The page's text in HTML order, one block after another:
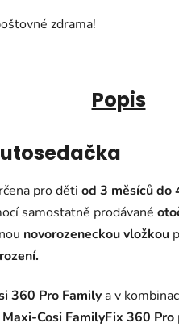
zdrama!
Popis
pro děti od 3 měsíců do
samostatně prodávané
novorozeneckou vložkou
360 Pro Family a v
Cosi FamilyFix 360 Pro